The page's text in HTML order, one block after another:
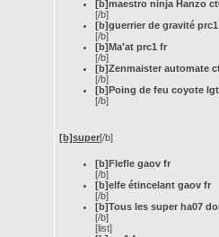
[b]maestro ninja Hanzo
[/b]
[b]guerrier de gravité
[/b]
[b]Ma'at prc1 fr
[/b]
[b]Zenmaister automate
[/b]
[b]Poing de feu coyote
[/b]
[b]super[/b]
[b]Flefle gaov fr
[/b]
[b]elfe étincelant gaov fr
[/b]
[b]Tous les super ha07
[/b]
[list]